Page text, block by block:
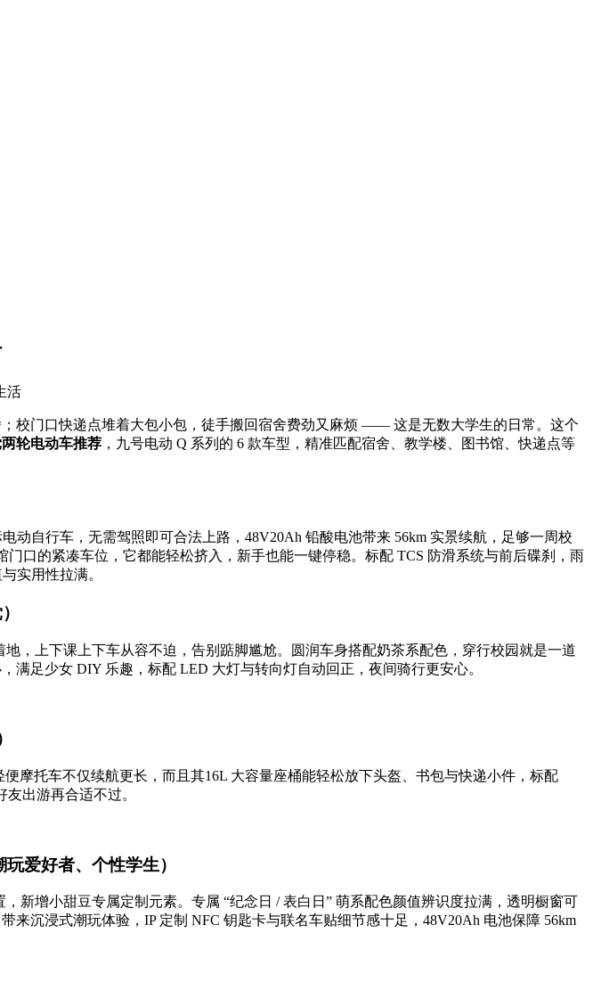
校门口快递点堆着大包小包，徒手搬回宿舍费劲又麻烦 —— 这是无数大学生的日常。这个
轮电动车推荐 ，九号电动 Q 系列的 6 款车型，精准匹配宿舍、教学楼、图书馆、快递点等
动自行车，无需驾照即可合法上路，48V20Ah 铅酸电池带来 56km 实景续航，足够一周校
口的紧凑车位，它都能轻松挤入，新手也能一键停稳。标配 TCS 防滑系统与前后碟刹，雨
实用性拉满。
，上下课上下车从容不迫，告别踮脚尴尬。圆润车身搭配奶茶系配色，穿行校园就是一道
足少女 DIY 乐趣，标配 LED 大灯与转向灯自动回正，夜间骑行更安心。
摩托车不仅续航更长，而且其16L 大容量座桶能轻松放下头盔、书包与快递小件，标配
出游再合适不过。
爱好者、个性学生）
新增小甜豆专属定制元素。专属 “纪念日 / 表白日” 萌系配色颜值辨识度拉满，透明橱窗可
沉浸式潮玩体验，IP 定制 NFC 钥匙卡与联名车贴细节感十足，48V20Ah 电池保障 56km